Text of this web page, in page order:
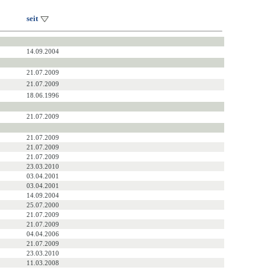
seit
14.09.2004
21.07.2009
21.07.2009
18.06.1996
21.07.2009
21.07.2009
21.07.2009
21.07.2009
23.03.2010
03.04.2001
03.04.2001
14.09.2004
25.07.2000
21.07.2009
21.07.2009
04.04.2006
21.07.2009
23.03.2010
11.03.2008